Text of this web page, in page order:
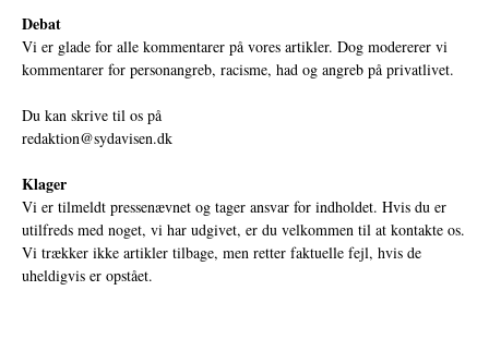
Debat
Vi er glade for alle kommentarer på vores artikler. Dog modererer vi
kommentarer for personangreb, racisme, had og angreb på privatlivet.
Du kan skrive til os på
redaktion@sydavisen.dk
Klager
Vi er tilmeldt pressenævnet og tager ansvar for indholdet. Hvis du er
utilfreds med noget, vi har udgivet, er du velkommen til at kontakte os.
Vi trækker ikke artikler tilbage, men retter faktuelle fejl, hvis de
uheldigvis er opstået.